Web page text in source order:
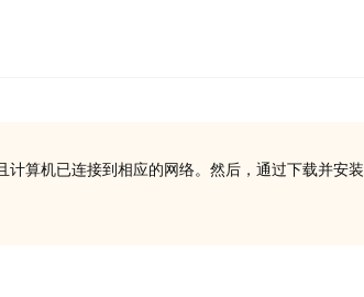
计算机已连接到相应的网络。然后，通过下载并安装